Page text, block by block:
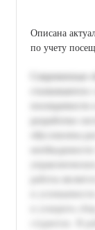
Описана
по учету